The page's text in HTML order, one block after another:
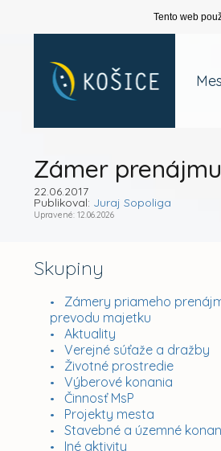
Tento web
Zámer
22.06.2017
Publikoval: Juraj Sopoliga
Upravené: 12.06.2026
Skupiny
Zámery priameho
prevodu majetku
Aktuality
Verejné súťaže a dražby
Životné prostredie
Výberové konania
Činnosť MsP
Projekty mesta
Stavebné a územné
Iné aktivity